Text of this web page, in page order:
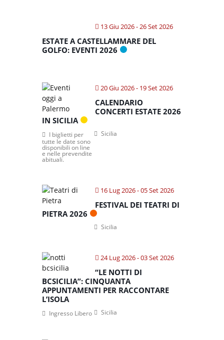
13 Giu 2026- 26 Set 2026
ESTATE A CASTELLAMMARE DEL
GOLFO: EVENTI 2026
20 Giu 2026- 19 Set 2026
CALENDARIO
CONCERTI ESTATE 2026
IN SICILIA
Sicilia
I biglietti per
tutte le date sono
disponibili on line
e nelle prevendite
abituali.
16 Lug 2026- 05 Set 2026
FESTIVAL DEI TEATRI DI
PIETRA 2026
Sicilia
24 Lug 2026- 03 Set 2026
“LE NOTTI DI
BCSICILIA”: CINQUANTA
APPUNTAMENTI PER RACCONTARE
L’ISOLA
Sicilia
Ingresso Libero